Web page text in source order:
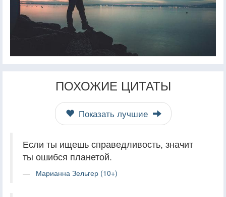
ПОХОЖИЕ ЦИТАТЫ
Показать лучшие
Если ты ищешь справедливость, значит
ты ошибся планетой.
Марианна Зельгер (10+)